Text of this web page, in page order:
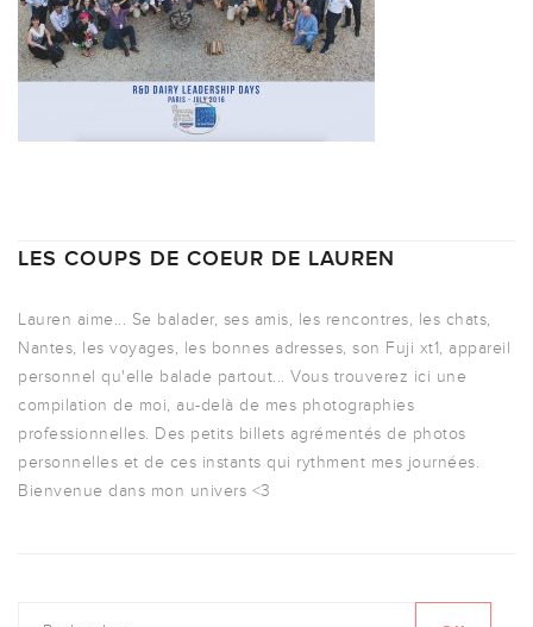
LES COUPS DE COEUR DE LAUREN
Lauren aime... Se balader, ses amis, les rencontres, les chats,
Nantes, les voyages, les bonnes adresses, son Fuji xt1, appareil
personnel qu'elle balade partout... Vous trouverez ici une
compilation de moi, au-delà de mes photographies
professionnelles. Des petits billets agrémentés de photos
personnelles et de ces instants qui rythment mes journées.
Bienvenue dans mon univers <3